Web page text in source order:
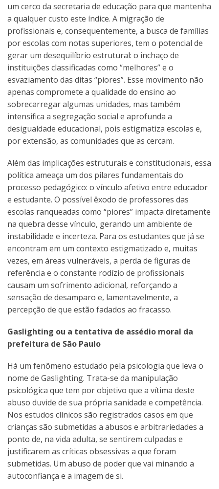
um cerco da secretaria de educação para que mantenha
a qualquer custo este índice. A migração de
profissionais e, consequentemente, a busca de famílias
por escolas com notas superiores, tem o potencial de
gerar um desequilíbrio estrutural: o inchaço de
instituições classificadas como “melhores” e o
esvaziamento das ditas “piores”. Esse movimento não
apenas compromete a qualidade do ensino ao
sobrecarregar algumas unidades, mas também
intensifica a segregação social e aprofunda a
desigualdade educacional, pois estigmatiza escolas e,
por extensão, as comunidades que as cercam.
Além das implicações estruturais e constitucionais, essa
política ameaça um dos pilares fundamentais do
processo pedagógico: o vínculo afetivo entre educador
e estudante. O possível êxodo de professores das
escolas ranqueadas como “piores” impacta diretamente
na quebra desse vínculo, gerando um ambiente de
instabilidade e incerteza. Para os estudantes que já se
encontram em um contexto estigmatizado e, muitas
vezes, em áreas vulneráveis, a perda de figuras de
referência e o constante rodízio de profissionais
causam um sofrimento adicional, reforçando a
sensação de desamparo e, lamentavelmente, a
percepção de que estão fadados ao fracasso.
Gaslighting ou a tentativa de assédio moral da
prefeitura de São Paulo
Há um fenômeno estudado pela psicologia que leva o
nome de Gaslighting. Trata-se da manipulação
psicológica que tem por objetivo que a vítima deste
abuso duvide de sua própria sanidade e competência.
Nos estudos clínicos são registrados casos em que
crianças são submetidas a abusos e arbitrariedades a
ponto de, na vida adulta, se sentirem culpadas e
justificarem as críticas obsessivas a que foram
submetidas. Um abuso de poder que vai minando a
autoconfiança e a imagem de si.